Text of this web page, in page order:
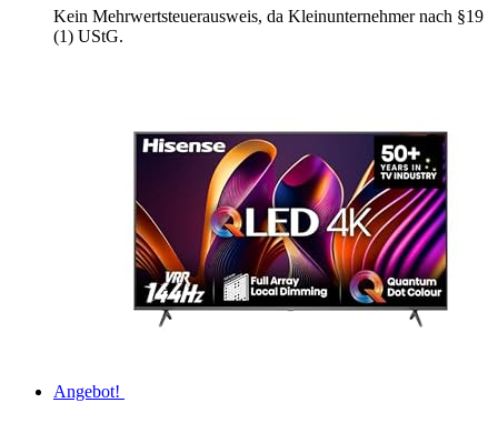
Kein Mehrwertsteuerausweis, da Kleinunternehmer nach §19
(1) UStG.
Angebot!